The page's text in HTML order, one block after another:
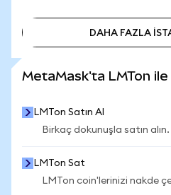
DAHA FAZLA
MetaMask'ta LMTon ile
LMTon Satın Al
Birkaç dokunuşla satın alın.
LMTon Sat
LMTon coin'lerinizi nakde